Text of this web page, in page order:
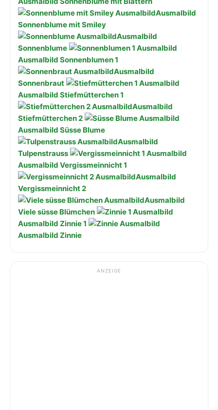
Ausmalbild
Sonnenblume mit Smiley
Ausmalbild
Sonnenblume
Ausmalbild Sonnenblumen 1
Ausmalbild
Sonnenbraut
Ausmalbild Stiefmütterchen 1
Ausmalbild
Stiefmütterchen 2
Ausmalbild Süsse Blume
Ausmalbild
Tulpenstrauss
Ausmalbild Vergissmeinnicht 1
Ausmalbild
Vergissmeinnicht 2
Ausmalbild
Viele süsse Blümchen
Ausmalbild Zinnie 1
Ausmalbild Zinnie
ANZEIGE